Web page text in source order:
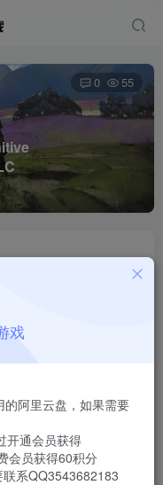
0 55
登录购买
26.1 GB
戏
阿里云盘，如果需要
开通会员获得
会员获得60积分
系QQ3543682183